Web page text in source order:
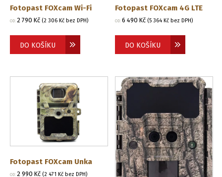
Fotopast FOXcam Wi-Fi
OD: 2 790 Kč (2 306 Kč bez DPH)
DO KOŠÍKU
Fotopast FOXcam 4G LTE
OD:6 490Kč (5 364 Kč bez DPH)
DO KOŠÍKU
Fotopast FOXcam Unka
OD: 2 990 Kč (2 471 Kč bez DPH)